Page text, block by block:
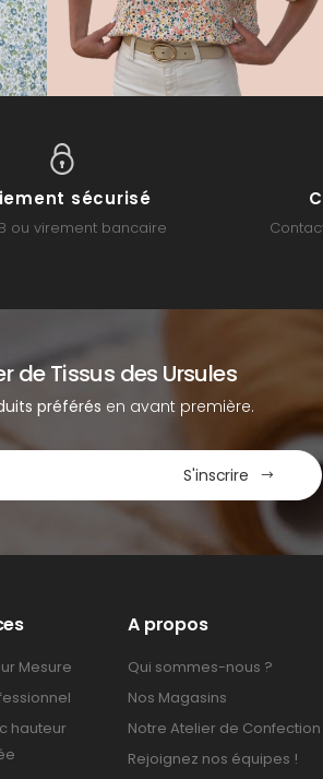
sécurisé
ou virement bancaire
Tissus des Ursules
préférés en avant première.
S'inscrire
Mesure
hauteur
A propos
Qui sommes-nous ?
Nos Magasins
Notre Atelier de Confection
Rejoignez nos équipes !